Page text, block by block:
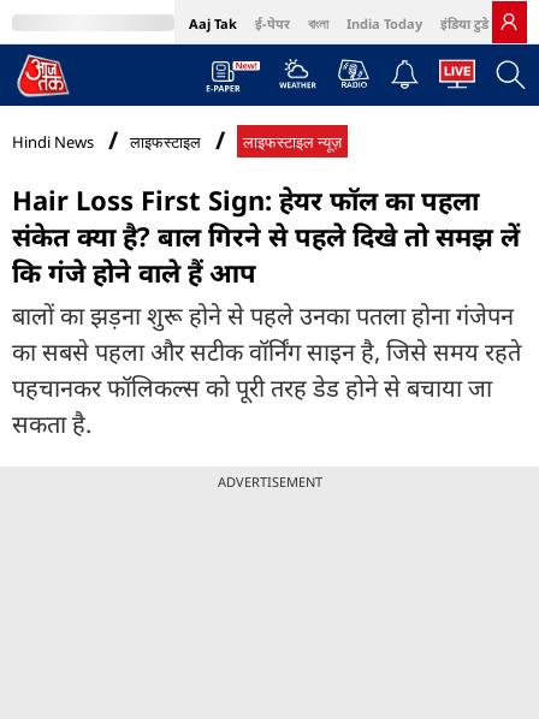
Aaj Tak ई-पेपर বাংলা India Today इंडिया टुडे हिंदी
MumbaiTak Cosmopolitan Harper's Bazaar Northeast
Hindi News लाइफस्टाइल लाइफस्टाइल न्यूज़
Hair Loss First Sign: हेयर फॉल का पहला
संकेत क्या है? बाल गिरने से पहले दिखे तो समझ लें
कि गंजे होने वाले हैं आप
बालों का झड़ना शुरू होने से पहले उनका पतला होना गंजेपन
का सबसे पहला और सटीक वॉर्निंग साइन है, जिसे समय रहते
पहचानकर फॉलिकल्स को पूरी तरह डेड होने से बचाया जा
सकता है.
ADVERTISEMENT